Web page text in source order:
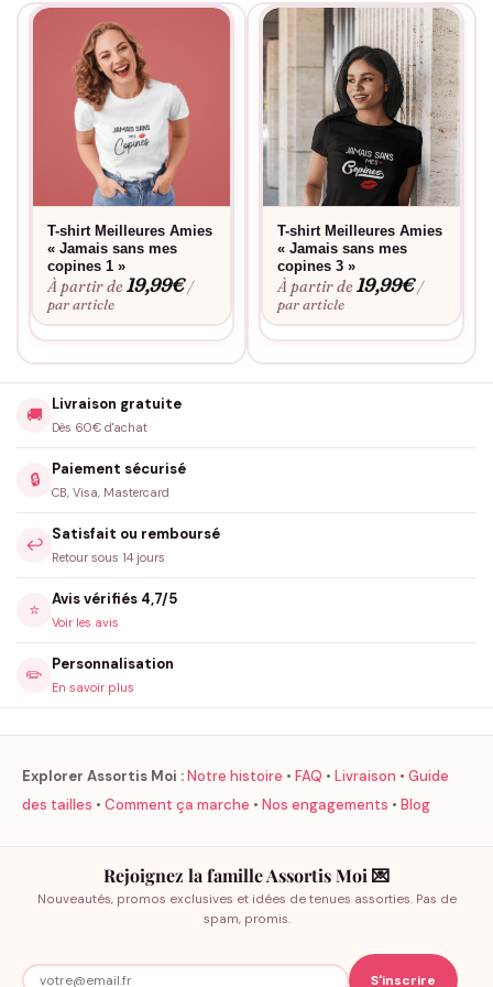
T-shirt Meilleures Amies
« Jamais sans mes
copines 1 »
À partir de19,99€ /
par article
T-shirt Meilleures Amies
« Jamais sans mes
copines 3 »
À partir de19,99€ /
par article
🚚
Livraison gratuite
Dès 60€ d'achat
🔒
Paiement sécurisé
CB, Visa, Mastercard
↩️
Satisfait ou remboursé
Retour sous 14 jours
⭐
Avis vérifiés 4,7/5
Voir les avis
✏️
Personnalisation
En savoir plus
Explorer Assortis Moi :Notre histoire • FAQ • Livraison • Guide
des tailles • Comment ça marche • Nos engagements • Blog
Rejoignez la famille Assortis Moi 💌
Nouveautés, promos exclusives et idées de tenues assorties. Pas de
spam, promis.